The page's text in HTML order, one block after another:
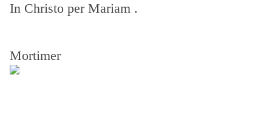
In Christo per Mariam .
Mortimer